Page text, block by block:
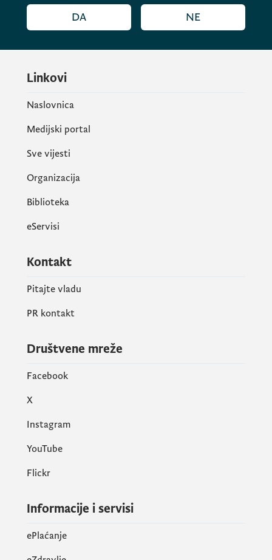
DA NE
Linkovi
Naslovnica
Medijski portal
Sve vijesti
Organizacija
Biblioteka
eServisi
Kontakt
Pitajte vladu
PR kontakt
Društvene mreže
Facebook
X
Instagram
YouTube
Flickr
Informacije i servisi
ePlaćanje